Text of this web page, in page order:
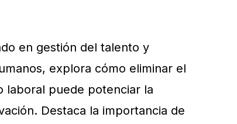
en gestión del talento y
explora cómo eliminar el
laboral puede potenciar la
Destaca la importancia de